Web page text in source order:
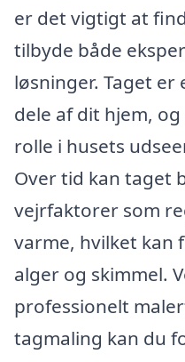
er det vigtigt at
tilbyde både
løsninger. Taget er
dele af dit hjem,
rolle i husets
Over tid kan taget
vejrfaktorer som
varme, hvilket kan
alger og skimmel.
professionelt
tagmaling kan du